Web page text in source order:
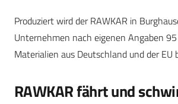
Produziert wird der RAWKAR in
Unternehmen nach eigenen Angaben
Materialien aus Deutschland und der EU
RAWKAR fährt und